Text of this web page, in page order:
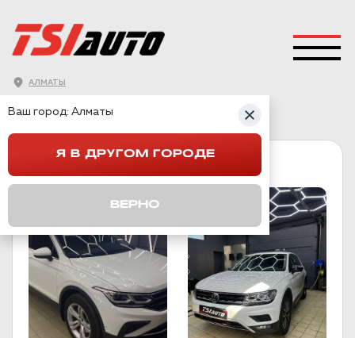
АЛМАТЫ
Ваш город: Алматы
Я В ДРУГОМ ГОРОДЕ
ВЕРНО